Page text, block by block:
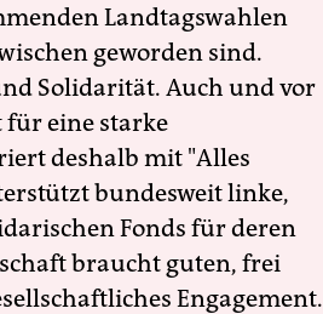
Landtagswahlen
geworden sind.
Solidarität. Auch und vor
für eine starke
deshalb mit "Alles
bundesweit linke,
Fonds für deren
braucht guten, frei
Engagement.